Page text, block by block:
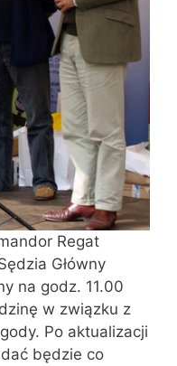
Regat
Główny
na godz. 11.00
w związku z
Po aktualizacji
będzie co